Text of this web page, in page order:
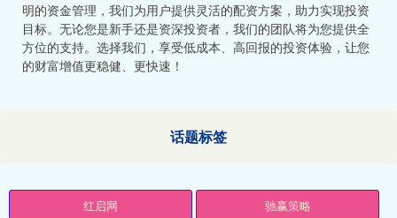
明的资金管理，我们为用户提供灵活的配资方案，助力实现投资
目标。无论您是新手还是资深投资者，我们的团队将为您提供全
方位的支持。选择我们，享受低成本、高回报的投资体验，让您
的财富增值更稳健、更快速！
话题标签
红启网 驰赢策略